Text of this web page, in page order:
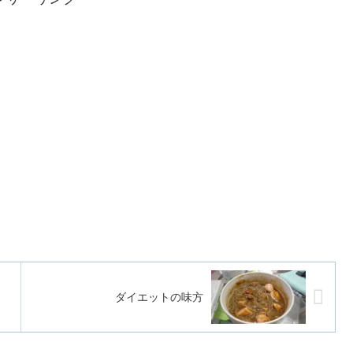
ダイエットの味方